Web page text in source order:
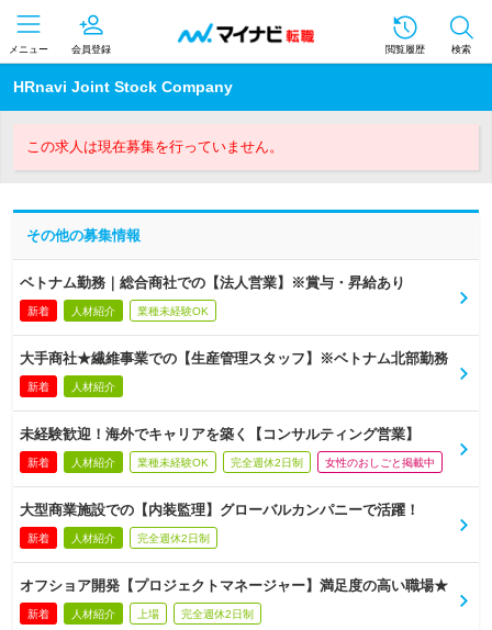
メニュー 会員登録 閲覧履歴 検索
HRnavi Joint Stock Company
この求人は現在募集を行っていません。
その他の募集情報
ベトナム勤務｜総合商社での【法人営業】※賞与・昇給あり
新着 人材紹介 業種未経験OK
大手商社★繊維事業での【生産管理スタッフ】※ベトナム北部勤務
新着 人材紹介
未経験歓迎！海外でキャリアを築く【コンサルティング営業】
新着 人材紹介 業種未経験OK 完全週休2日制 女性のおしごと掲載中
大型商業施設での【内装監理】グローバルカンパニーで活躍！
新着 人材紹介 完全週休2日制
オフショア開発【プロジェクトマネージャー】満足度の高い職場★
新着 人材紹介 上場 完全週休2日制